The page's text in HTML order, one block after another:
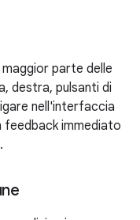
parte delle
destra, pulsanti di
nell'interfaccia
feedback immediato